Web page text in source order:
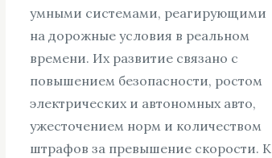
умными системами, реагирующими
на дорожные условия в реальном
времени. Их развитие связано с
повышением безопасности, ростом
электрических и автономных авто,
ужесточением норм и количеством
штрафов за превышение скорости. К